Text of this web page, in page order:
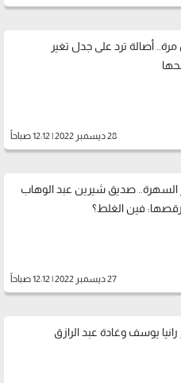
مرة.. أصالة ترد على جدل تغير
28 ديسمبر 2022 | 12:12 صباحاً
صديق شيرين عبد الوهاب
فين الغلط؟
27 ديسمبر 2022 | 12:12 صباحاً
يوسف وغادة عبد الرازق